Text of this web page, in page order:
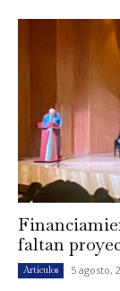
faltan
Artículos 5 agosto,